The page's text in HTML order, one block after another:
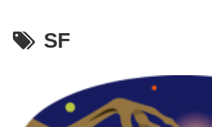
SF